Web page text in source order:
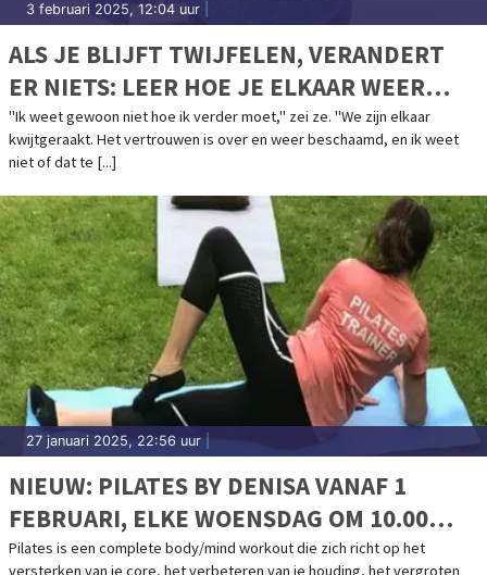
3 februari 2025, 12:04 uur
ALS JE BLIJFT TWIJFELEN, VERANDERT
ER NIETS: LEER HOE JE ELKAAR WEER
KUNT VERTROUWEN EN BEGRIJPEN
"Ik weet gewoon niet hoe ik verder moet," zei ze. "We zijn elkaar
kwijtgeraakt. Het vertrouwen is over en weer beschaamd, en ik weet
niet of dat te [...]
27 januari 2025, 22:56 uur
NIEUW: PILATES BY DENISA VANAF 1
FEBRUARI, ELKE WOENSDAG OM 10.00
UUR EN OM 11.00 UUR IN BERGEN, DE
Pilates is een complete body/mind workout die zich richt op het
versterken van je core, het verbeteren van je houding, het vergroten